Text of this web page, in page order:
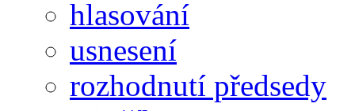
hlasování
usnesení
rozhodnutí předsedy